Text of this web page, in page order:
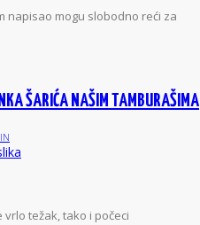
napisao mogu slobodno reći za
ŠARIĆA NAŠIM TAMBURAŠIMA
vrlo težak, tako i počeci